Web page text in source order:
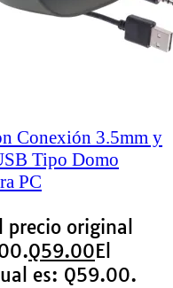
Conexión 3.5mm y
Tipo Domo
PC
precio original
Q59.00El
es: Q59.00.